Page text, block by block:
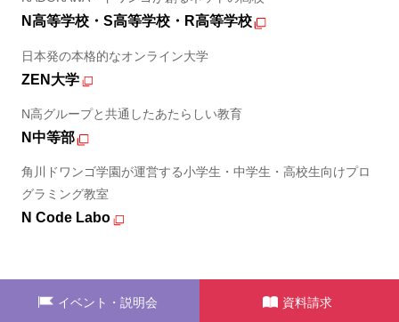
イベント・説明会 資料請求
N高等学校・S高等学校・R高等学校
日本発の本格的なオンライン大学
ZEN大学
N高グループと共通したあたらしい教育
N中等部
角川ドワンゴ学園が運営する小学生・中学生・高校生向けプロ
グラミング教室
N Code Labo